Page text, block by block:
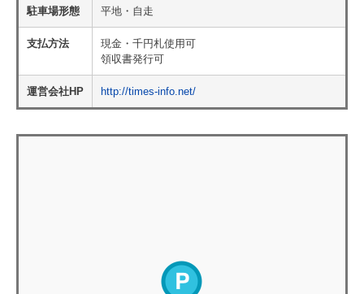
駐車場形態 平地・自走
支払方法
現金・千円札使用可
領収書発行可
運営会社HP http://times-info.net/